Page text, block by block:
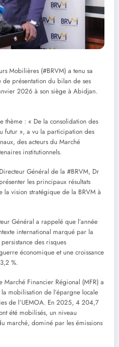
Mobilières (#BRVM) a tenu sa
de présentation du bilan de ses
2026 à son siège à Abidjan.
thème : « De la consolidation des
futur », a vu la participation des
des acteurs du Marché
institutionnels.
Général de la #BRVM, Dr
les principaux résultats
vision stratégique de la BRVM à
Général a rappelé que l’année
international marqué par la
des risques
économique et une croissance
%.
Financier Régional (MFR) a
mobilisation de l’épargne locale
de l’UEMOA. En 2025, 4 204,7
été mobilisés, un niveau
marché, dominé par les émissions